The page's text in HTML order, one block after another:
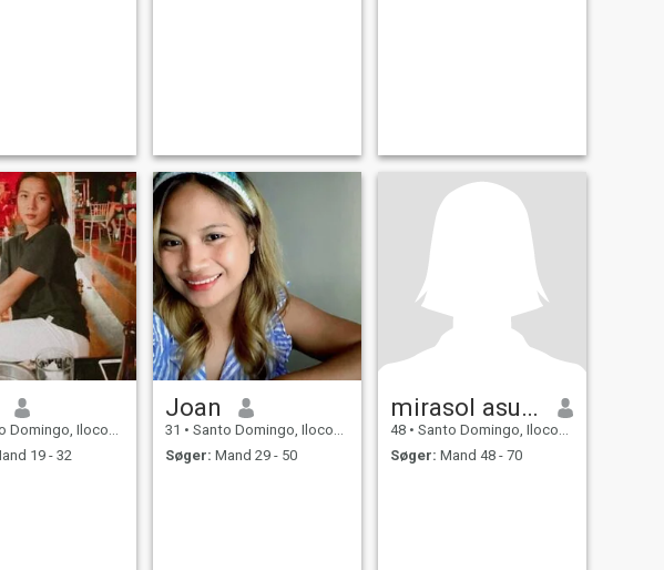
Ilocos Sur, Filippinerne
19 - 32
Joan
31 • Santo Domingo, Ilocos Sur, Filippinerne
Søger: Mand 29 - 50
mirasol asuncion
48 • Santo Domingo, Ilocos Sur, Filippinerne
Søger: Mand 48 - 70